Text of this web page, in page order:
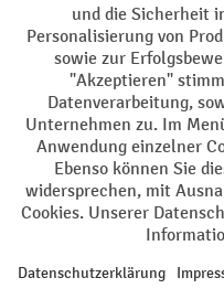
Soziale Netzwerke
Facebook
YouTubeLinkedIn
Instagram
Rücknahme-Services
Elektrogeräte Rückname